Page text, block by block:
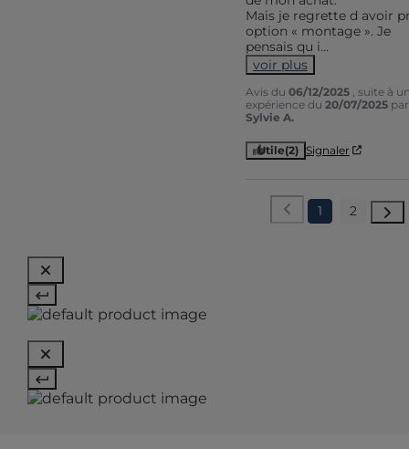
Mais je regrette d avoir
option « montage ». Je
pensais qu i...
voir plus
Avis du 06/12/2025
, suite à
expérience du 20/07/2025 par
Sylvie A.
Utile(2) Signaler
1 2